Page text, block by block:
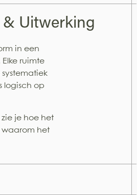
Uitwerking
in een
ruimte
logisch op
je hoe het
waarom het